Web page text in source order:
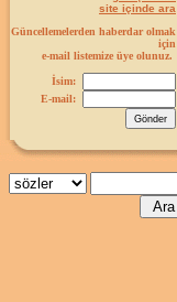
site içinde ara
Güncellemelerden haberdar olmak
için
e-mail listemize üye olunuz.
İsim:
E-mail: